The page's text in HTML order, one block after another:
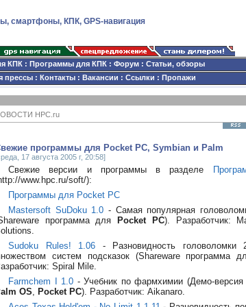
смартфоны, КПК, GPS-навигация
КПК : Программы для КПК : Форум : Статьи, обзоры
прессы : Контакты : Вакансии : Ссылки : Пропажи
HPC.ru
программы для Pocket PC, Symbian и Palm
17 августа 2005 г, 20:58]
Свежие версии и программы в разделе
www.hpc.ru/soft/):
Программы для Pocket PC
Mastersoft SuDoku 1.0 - Самая популярная
программа для
Pocket PC). Разработчик:
Sudoku Rules! 1.06 - Разновидность головоломки
систем подсказок (Shareware программа
Spiral Mile.
Farmchem I 1.0 - Учебник по фармхимии (Демо-
OS, Pocket PC). Разработчик: Aikanaro.